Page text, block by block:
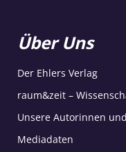
Über Uns
Der Ehlers Verlag
raum&zeit –
Unsere Autorinnen
Mediadaten